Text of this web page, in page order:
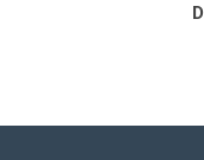
DC/N, HIS 60V DC/N, HIS